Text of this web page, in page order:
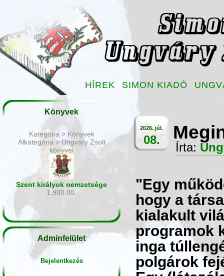
HÍREK SIMON KIADÓ
Könyvek
Kategória > Könyvek
Alkategória > Ungváry Zsolt
könyvei
Szent királyok nemzetsége
1,900.00
Adminfelület
Bejelentkezés
2026. júl.
08.
Írta:
"Egy
hogy a
kialakult
programok
inga
polgárok